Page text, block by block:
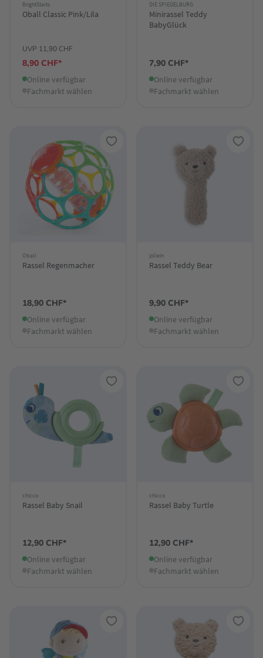
BrightStarts
Oball Classic Pink/Lila
UVP 11,90 CHF
8,90 CHF*
Online verfügbar
Fachmarkt wählen
DIE SPIEGELBURG
Minirassel Teddy
BabyGlück
7,90 CHF*
Online verfügbar
Fachmarkt wählen
Oball
Rassel Regenmacher
18,90 CHF*
Online verfügbar
Fachmarkt wählen
jollein
Rassel Teddy Bear
9,90 CHF*
Online verfügbar
Fachmarkt wählen
chicco
Rassel Baby Snail
12,90 CHF*
Online verfügbar
Fachmarkt wählen
chicco
Rassel Baby Turtle
12,90 CHF*
Online verfügbar
Fachmarkt wählen